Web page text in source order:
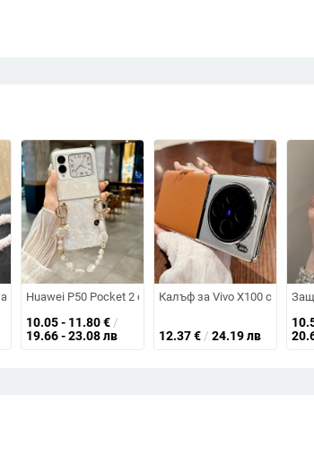
електроплакиране и удароустойчива защита
телефон с блестящ дизайн ангелско зайче за iPhone
Huawei P50 Pocket 2 сгъваема защитна черупка със
10.05 - 11.80€ /
19.66 - 23.08 лв
Калъф за Vivo X100 с пълна
12.37€ / 24.19 лв